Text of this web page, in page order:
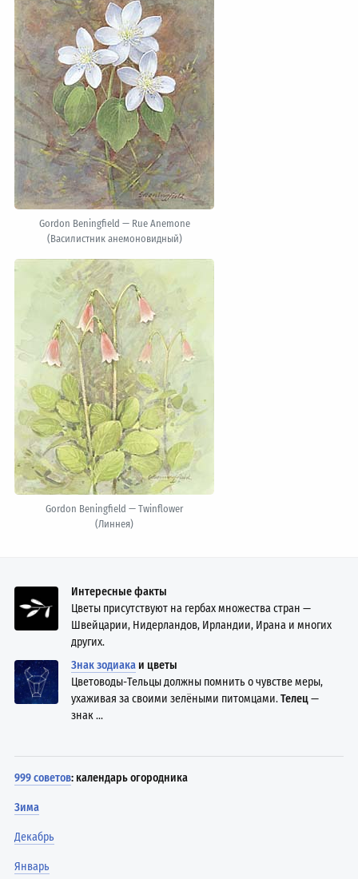
Gordon Beningfield — Rue Anemone
(Василистник анемоновидный)
Gordon Beningfield — Twinflower
(Линнея)
Интересные факты
Цветы присутствуют на гербах множества стран —
Швейцарии, Нидерландов, Ирландии, Ирана и многих
других.
Знак зодиака и цветы
Цветоводы-Тельцы должны помнить о чувстве меры,
ухаживая за своими зелёными питомцами.Телец—
знак ...
999 советов: календарь огородника
Зима
Декабрь
Январь